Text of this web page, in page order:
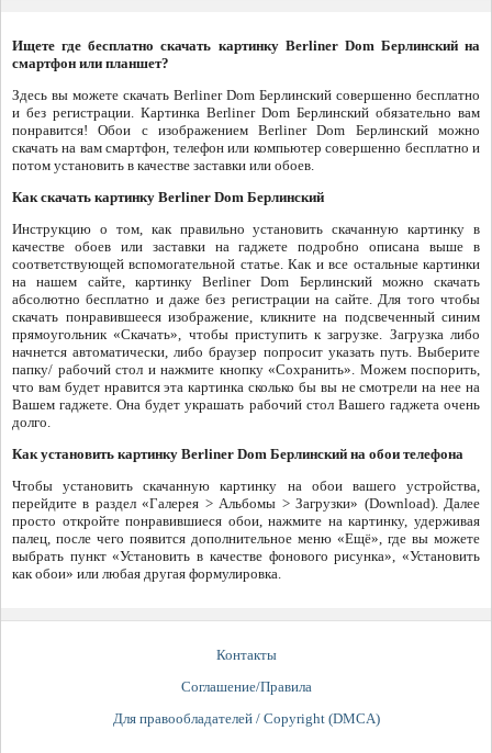
Ищете где бесплатно скачать картинку Berliner Dom Берлинский на
смартфон или планшет?
Здесь вы можете скачать Berliner Dom Берлинский совершенно бесплатно
и без регистрации. Картинка Berliner Dom Берлинский обязательно вам
понравится! Обои с изображением Berliner Dom Берлинский можно
скачать на вам смартфон, телефон или компьютер совершенно бесплатно и
потом установить в качестве заставки или обоев.
Как скачать картинку Berliner Dom Берлинский
Инструкцию о том, как правильно установить скачанную картинку в
качестве обоев или заставки на гаджете подробно описана выше в
соответствующей вспомогательной статье. Как и все остальные картинки
на нашем сайте, картинку Berliner Dom Берлинский можно скачать
абсолютно бесплатно и даже без регистрации на сайте. Для того чтобы
скачать понравившееся изображение, кликните на подсвеченный синим
прямоугольник «Скачать», чтобы приступить к загрузке. Загрузка либо
начнется автоматически, либо браузер попросит указать путь. Выберите
папку/ рабочий стол и нажмите кнопку «Сохранить». Можем поспорить,
что вам будет нравится эта картинка сколько бы вы не смотрели на нее на
Вашем гаджете. Она будет украшать рабочий стол Вашего гаджета очень
долго.
Как установить картинку Berliner Dom Берлинский на обои телефона
Чтобы установить скачанную картинку на обои вашего устройства,
перейдите в раздел «Галерея > Альбомы > Загрузки» (Download). Далее
просто откройте понравившиеся обои, нажмите на картинку, удерживая
палец, после чего появится дополнительное меню «Ещё», где вы можете
выбрать пункт «Установить в качестве фонового рисунка», «Установить
как обои» или любая другая формулировка.
Контакты
Соглашение/Правила
Для правообладателей / Copyright (DMCA)